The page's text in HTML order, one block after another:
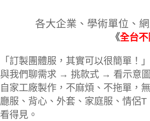
各大企業、學術單位、
《全台
「訂製團體服，其實可以很簡單！」
與我們聊需求 → 挑款式 → 看示意圖
自家工廠製作，不麻煩、不拖單，
廳服、背心、外套、家庭服、情侶
看得見。